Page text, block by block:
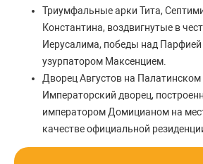
Триумфальные арки Тита,
Константина, воздвигнутые в
Иерусалима, победы над
узурпатором Максенцием.
Дворец Августов на Палатинском
Императорский дворец,
императором Домицианом на
качестве официальной